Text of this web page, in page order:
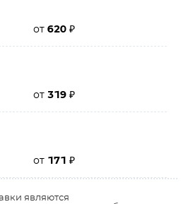
от 620 ₽
от 319 ₽
от 171 ₽
являются